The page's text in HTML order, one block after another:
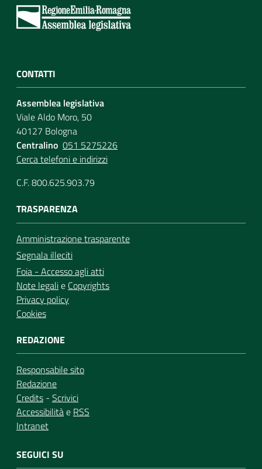
CONTATTI
Assemblea legislativa
Viale Aldo Moro, 50
40127 Bologna
Centralino 051 5275226
Cerca telefoni e indirizzi
C.F. 800.625.903.79
TRASPARENZA
Amministrazione trasparente
Segnala illeciti
Foia - Accesso agli atti
Note legalie Copyrights
Privacy policy
Cookies
REDAZIONE
Responsabile sito
Redazione
Credits - Scrivici
Accessibilitàe RSS
Intranet
SEGUICI SU